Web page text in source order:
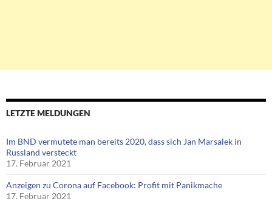
LETZTE MELDUNGEN
Im BND vermutete man bereits 2020, dass sich Jan Marsalek in
Russland versteckt
17. Februar 2021
Anzeigen zu Corona auf Facebook: Profit mit Panikmache
17. Februar 2021